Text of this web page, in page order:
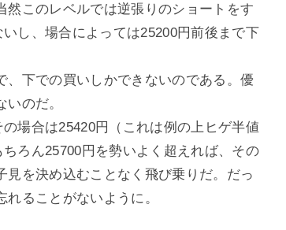
このレベルでは逆張りのショートをす
し、場合によっては25200円前後まで下
、下での買いしかできないのである。優
のだ。
場合は25420円（これは例の上ヒゲ半値
ろん25700円を勢いよく超えれば、その
を決め込むことなく飛び乗りだ。だっ
ることがないように。